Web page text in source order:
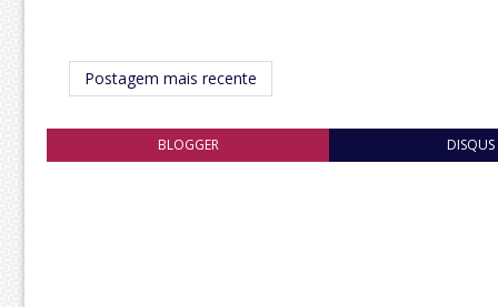
Postagem mais recente
BLOGGER DISQUS